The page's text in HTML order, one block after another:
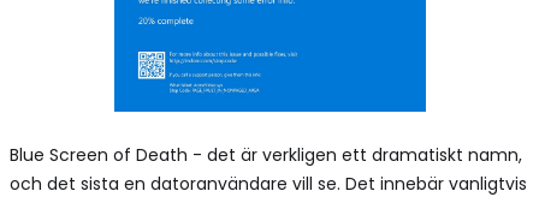
Blue Screen of Death - det är verkligen ett dramatiskt namn,
och det sista en datoranvändare vill se. Det innebär vanligtvis